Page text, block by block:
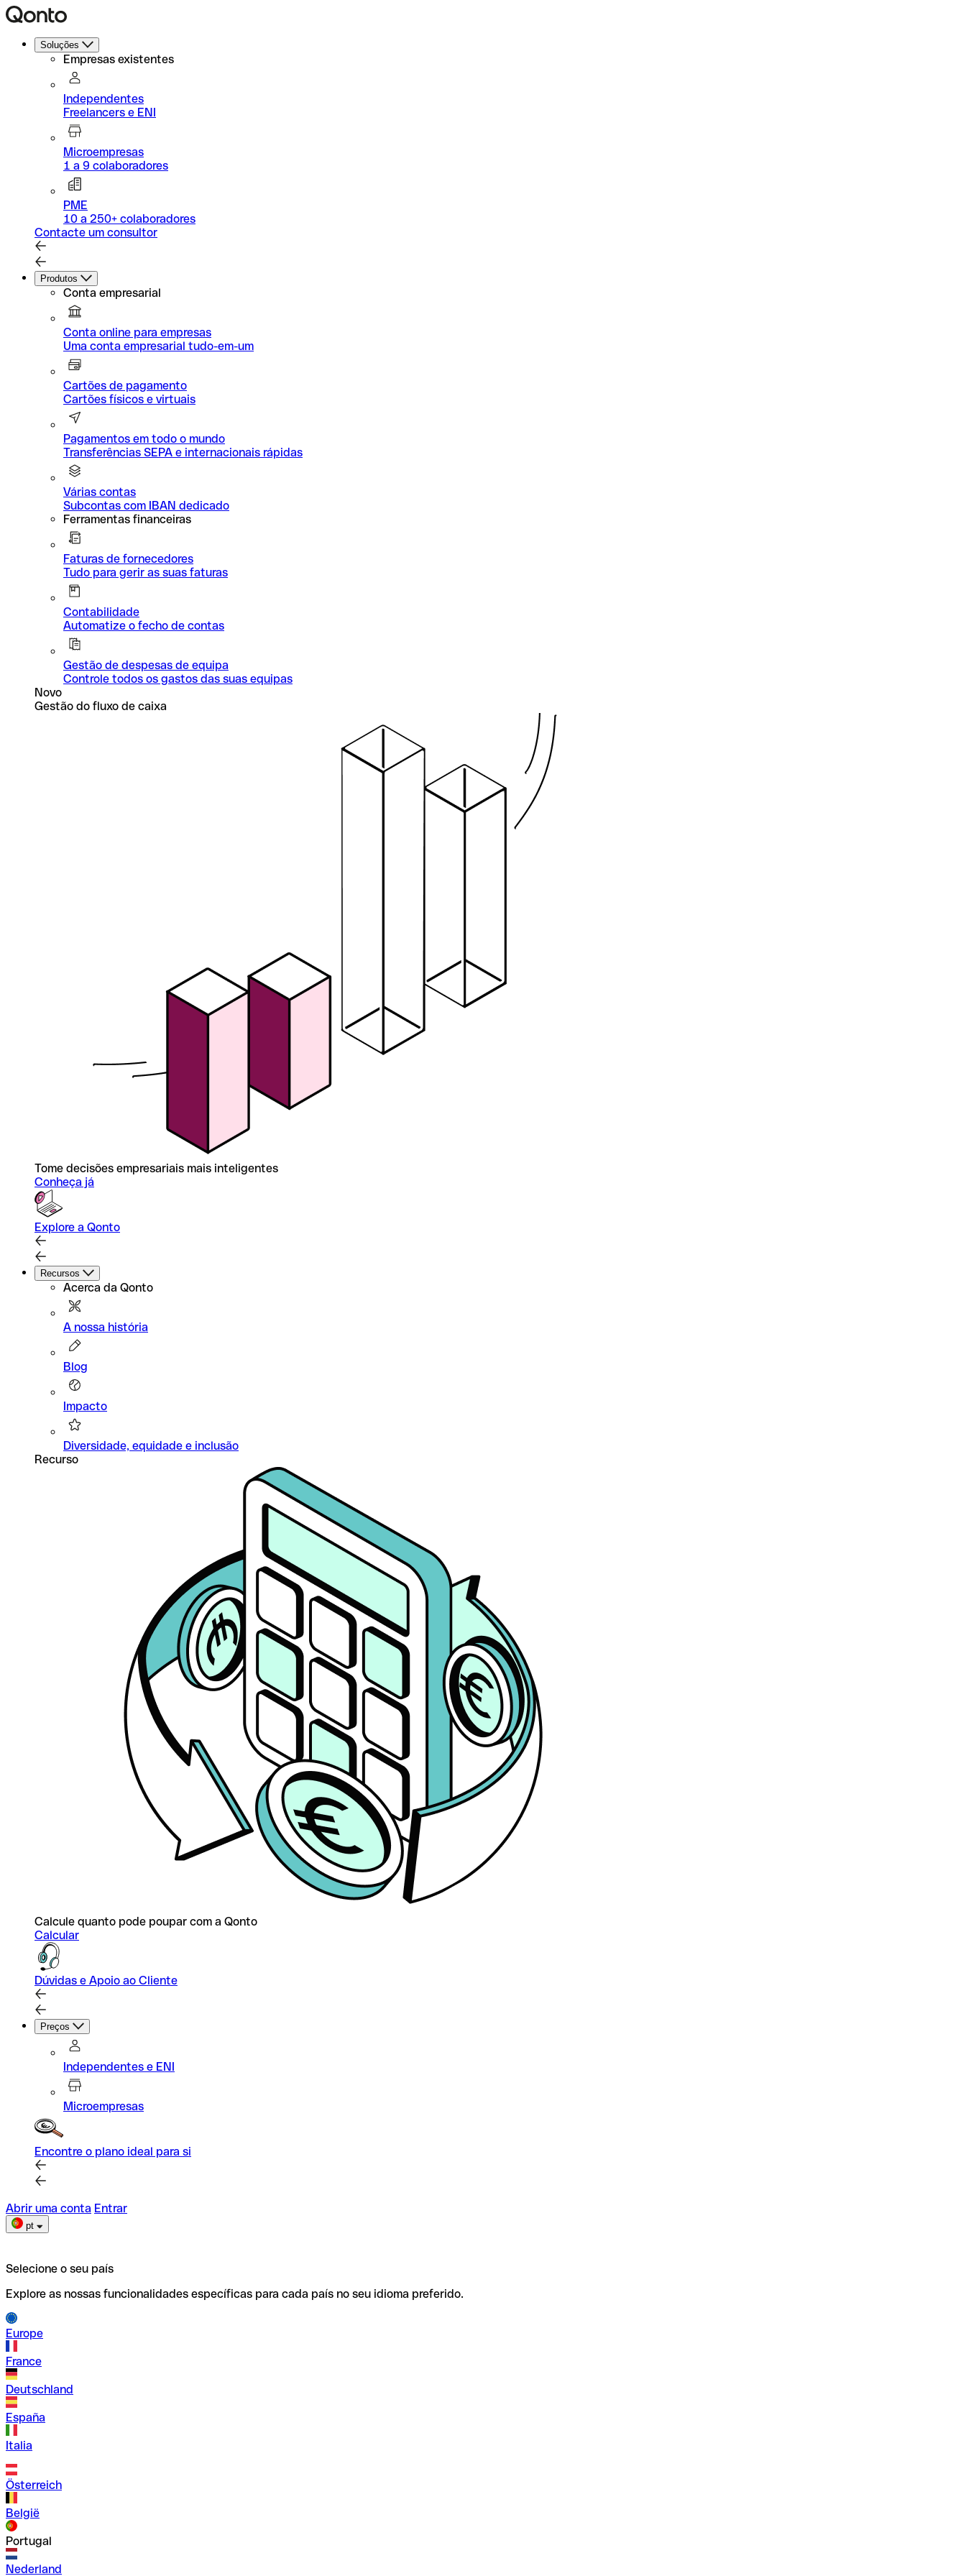
Soluções
Empresas existentes
Independentes
Freelancers e ENI
Microempresas
1 a 9 colaboradores
PME
10 a 250+ colaboradores
Contacte um consultor
Produtos
Conta empresarial
Conta online para empresas
Uma conta empresarial tudo-em-um
Cartões de pagamento
Cartões físicos e virtuais
Pagamentos em todo o mundo
Transferências SEPA e internacionais rápidas
Várias contas
Subcontas com IBAN dedicado
Ferramentas financeiras
Faturas de fornecedores
Tudo para gerir as suas faturas
Contabilidade
Automatize o fecho de contas
Gestão de despesas de equipa
Controle todos os gastos das suas equipas
Novo
Gestão do fluxo de caixa
Tome decisões empresariais mais inteligentes
Conheça já
Explore a Qonto
Recursos
Acerca da Qonto
A nossa história
Blog
Impacto
Diversidade, equidade e inclusão
Recurso
Calcule quanto pode poupar com a Qonto
Calcular
Dúvidas e Apoio ao Cliente
Preços
Independentes e ENI
Microempresas
Encontre o plano ideal para si
Abrir uma conta Entrar
pt
Selecione o seu país
Explore as nossas funcionalidades específicas para cada país no seu idioma preferido.
Europe
France
Deutschland
España
Italia
Österreich
België
Portugal
Nederland